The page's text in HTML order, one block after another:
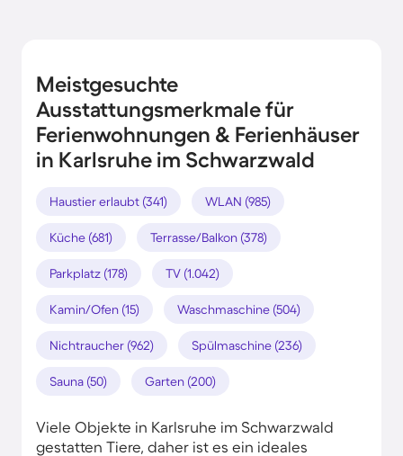
Meistgesuchte
Ausstattungsmerkmale für
Ferienwohnungen & Ferienhäuser
in Karlsruhe im Schwarzwald
Haustier erlaubt (341) WLAN (985)
Küche (681) Terrasse/Balkon (378)
Parkplatz (178) TV (1.042)
Kamin/Ofen (15) Waschmaschine (504)
Nichtraucher (962) Spülmaschine (236)
Sauna (50) Garten (200)
Viele Objekte in Karlsruhe im Schwarzwald
gestatten Tiere, daher ist es ein ideales